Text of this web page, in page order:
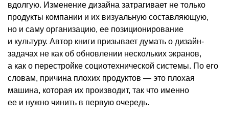
вдолгую. Изменение дизайна затрагивает не только
продукты компании и их визуальную составляющую,
но и саму организацию, ее позиционирование
и культуру. Автор книги призывает думать о дизайн-
задачах не как об обновлении нескольких экранов,
а как о перестройке социотехнической системы. По его
словам, причина плохих продуктов — это плохая
машина, которая их производит, так что именно
ее и нужно чинить в первую очередь.